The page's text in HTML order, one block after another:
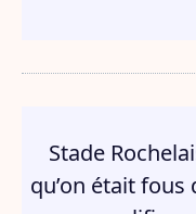
Stade
qu’on était fous